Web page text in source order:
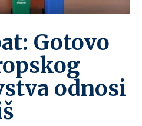
Gotovo
odnosi